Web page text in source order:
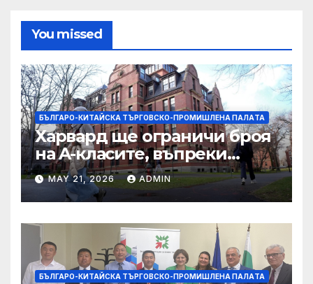
You missed
БЪЛГАРО-КИТАЙСКА ТЪРГОВСКО-ПРОМИШЛЕНА ПАЛAТА
Харвард ще ограничи броя
на A-класите, въпреки
силната съпротива на
студентите
MAY 21, 2026 ADMIN
БЪЛГАРО-КИТАЙСКА ТЪРГОВСКО-ПРОМИШЛЕНА ПАЛAТА